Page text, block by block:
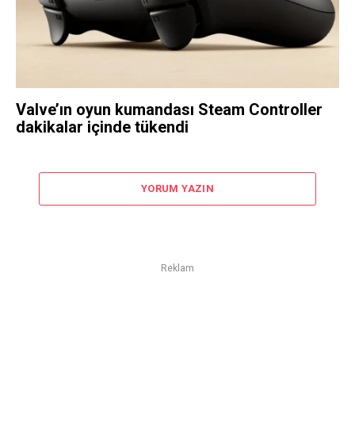
Valve’ın oyun kumandası Steam Controller
dakikalar içinde tükendi
YORUM YAZIN
Reklam